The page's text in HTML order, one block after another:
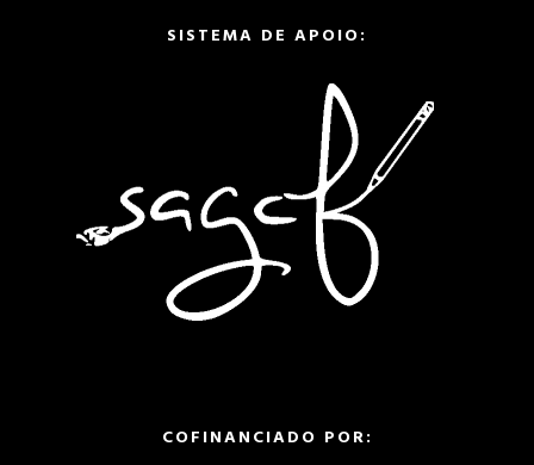
SISTEMA DE APOIO:
COFINANCIADO POR: